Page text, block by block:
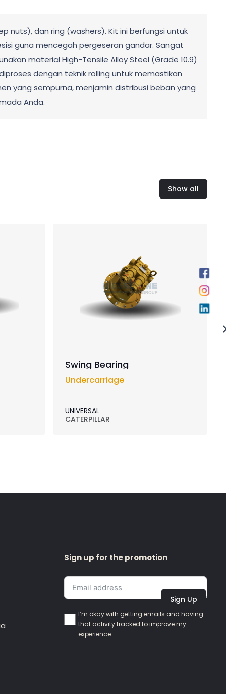
nuts), dan ring (washers). Kit ini berfungsi untuk
guna mencegah pergeseran gandar. Sangat
material High-Tensile Alloy Steel (Grade 10.9)
dengan teknik rolling untuk memastikan
yang sempurna, menjamin distribusi beban yang
Anda.
Show all
Swing Bearing
Undercarriage
UNIVERSAL
CATERPILLAR
Sign up for the promotion
Sign Up
I’m okay with getting emails and having
that activity tracked to improve my
experience.